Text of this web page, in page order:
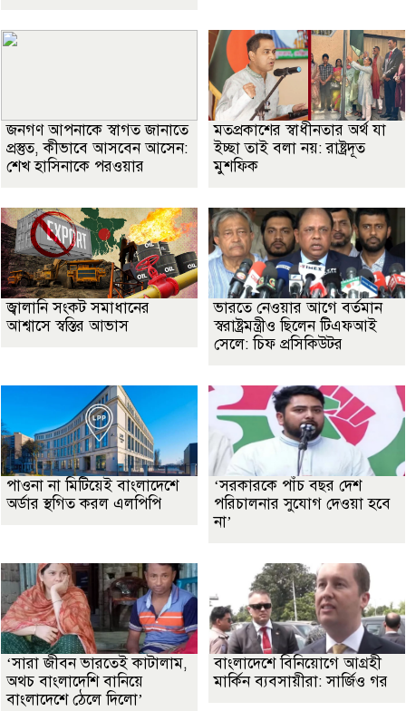
জনগণ আপনাকে স্বাগত জানাতে
প্রস্তুত, কীভাবে আসবেন আসেন:
শেখ হাসিনাকে পরওয়ার
মতপ্রকাশের স্বাধীনতার অর্থ যা
ইচ্ছা তাই বলা নয়: রাষ্ট্রদূত
মুশফিক
জ্বালানি সংকট সমাধানের
আশ্বাসে স্বস্তির আভাস
ভারতে নেওয়ার আগে বর্তমান
স্বরাষ্ট্রমন্ত্রীও ছিলেন টিএফআই
সেলে: চিফ প্রসিকিউটর
পাওনা না মিটিয়েই বাংলাদেশে
অর্ডার স্থগিত করল এলপিপি
‘সরকারকে পাঁচ বছর দেশ
পরিচালনার সুযোগ দেওয়া হবে
না’
‘সারা জীবন ভারতেই কাটালাম,
অথচ বাংলাদেশি বানিয়ে
বাংলাদেশে ঠেলে দিলো’
বাংলাদেশে বিনিয়োগে আগ্রহী
মার্কিন ব্যবসায়ীরা: সার্জিও গর